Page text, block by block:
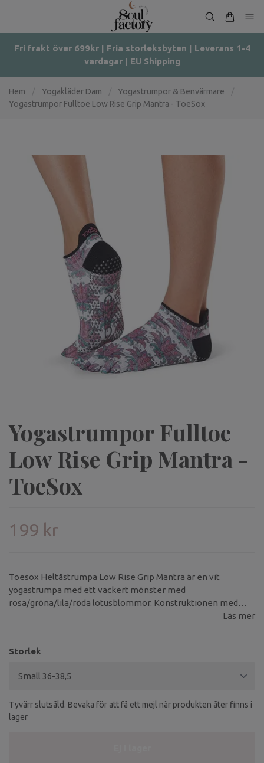
Fri frakt över 699kr | Fria storleksbyten | Leverans 1-4
vardagar | EU Shipping
Hem Yogakläder Dam Yogastrumpor & Benvärmare
Yogastrumpor Fulltoe Low Rise Grip Mantra - ToeSox
Yogastrumpor Fulltoe
Low Rise Grip Mantra -
ToeSox
199 kr
Toesox Heltåstrumpa Low Rise Grip Mantra är en vit
yogastrumpa med ett vackert mönster med
rosa/gröna/lila/röda lotusblommor. Konstruktionen med
fem tår förhindrar blåsor mellan tårna och minskar fukt på
Läs mer
Storlek
Tyvärr slutsåld. Bevaka för att få ett mejl när produkten åter finns i
lager